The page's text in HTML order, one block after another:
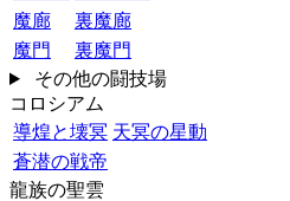
魔廊
裏魔廊
魔門
裏魔門
その他の闘技場
コロシアム
導煌と壊冥 天冥の星動
蒼潜の戦帝
龍族の聖雲